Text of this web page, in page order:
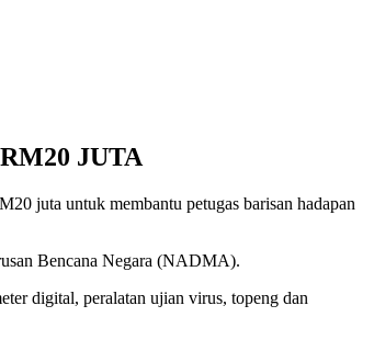
JUTA
juta untuk membantu petugas barisan hadapan
Bencana Negara (NADMA).
digital, peralatan ujian virus, topeng dan